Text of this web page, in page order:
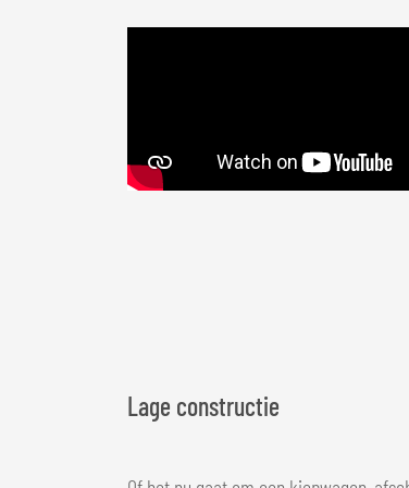
Lage constructie